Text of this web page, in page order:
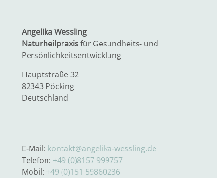
Angelika Wessling
Naturheilpraxisfür Gesundheits- und
Persönlichkeitsentwicklung
Hauptstraße 32
82343 Pöcking
Deutschland
E‑Mail: kontakt@angelika‑wessling.de
Telefon: +49 (0)8157 999757
Mobil: +49 (0)151 59860236